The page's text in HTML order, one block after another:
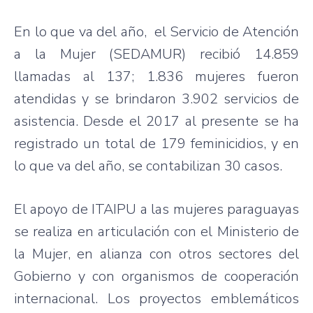
En lo que va del año, el Servicio de Atención
a la Mujer (SEDAMUR) recibió 14.859
llamadas al 137; 1.836 mujeres fueron
atendidas y se brindaron 3.902 servicios de
asistencia. Desde el 2017 al presente se ha
registrado un total de 179 feminicidios, y en
lo que va del año, se contabilizan 30 casos.
El apoyo de ITAIPU a las mujeres paraguayas
se realiza en articulación con el Ministerio de
la Mujer, en alianza con otros sectores del
Gobierno y con organismos de cooperación
internacional. Los proyectos emblemáticos